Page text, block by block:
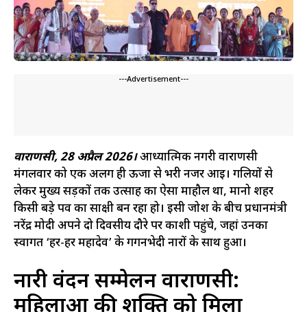
---Advertisement---
वाराणसी, 28 अप्रैल 2026।आध्यात्मिक नगरी वाराणसी
मंगलवार को एक अलग ही ऊर्जा से भरी नजर आई। गलियों से
लेकर मुख्य सड़कों तक उत्साह का ऐसा माहौल था, मानो शहर
किसी बड़े पर्व का साक्षी बन रहा हो। इसी जोश के बीच प्रधानमंत्री
नरेंद्र मोदी अपने दो दिवसीय दौरे पर काशी पहुंचे, जहां उनका
स्वागत ‘हर-हर महादेव’ के गगनभेदी नारों के साथ हुआ।
नारी वंदन सम्मेलन वाराणसी: